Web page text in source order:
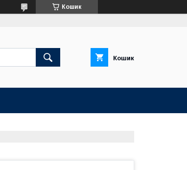
Кошик
Кошик